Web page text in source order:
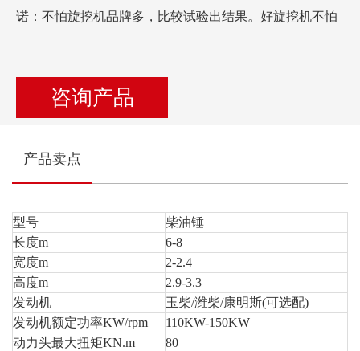
诺：不怕旋挖机品牌多，比较试验出结果。好旋挖机不怕
咨询产品
产品卖点
型号
柴油锤
长度m
6-8
宽度m
2-2.4
高度m
2.9-3.3
发动机
玉柴/潍柴/康明斯(可选配)
发动机额定功率KW/rpm
110KW-150KW
动力头最大扭矩KN.m
80